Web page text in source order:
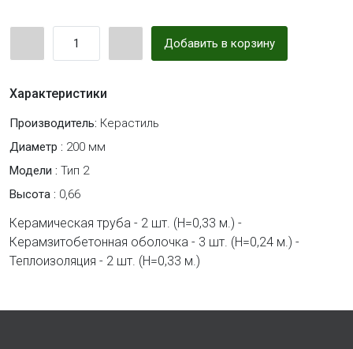
Добавить в корзину
Характеристики
Производитель: Керастиль
Диаметр : 200 мм
Модели : Тип 2
Высота : 0,66
Керамическая труба - 2 шт. (H=0,33 м.) -
Керамзитобетонная оболочка - 3 шт. (H=0,24 м.) -
Теплоизоляция - 2 шт. (H=0,33 м.)